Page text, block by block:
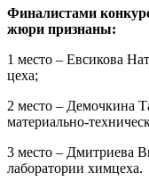
Финалистами
жюри признаны:
1 место – Евсикова
цеха;
2 место – Демочкина
материально-
3 место – Дмитриева
лаборатории химцеха.